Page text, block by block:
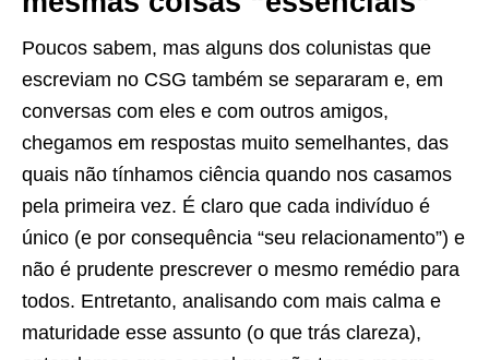
Poucos sabem, mas alguns dos colunistas que
escreviam no CSG também se separaram e, em
conversas com eles e com outros amigos,
chegamos em respostas muito semelhantes, das
quais não tínhamos ciência quando nos casamos
pela primeira vez. É claro que cada indivíduo é
único (e por consequência “seu relacionamento”) e
não é prudente prescrever o mesmo remédio para
todos. Entretanto, analisando com mais calma e
maturidade esse assunto (o que trás clareza),